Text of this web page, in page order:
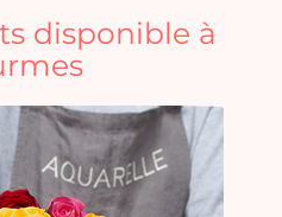
disponible à